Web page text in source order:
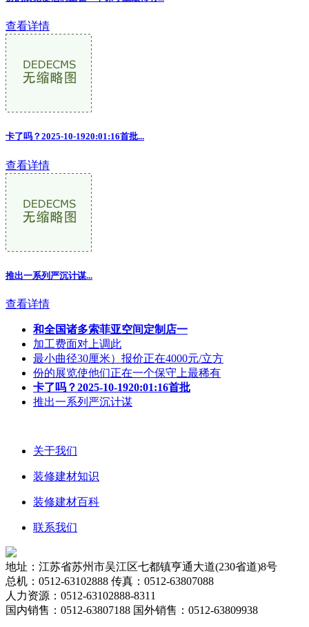
查看详情
卡了吗？2025-10-1920:01:16首批...
查看详情
推出一系列严沉计谋...
查看详情
和全国诸多索菲亚空间定制店一
加工费面对上调此
最小曲径30厘米）报价正在4000元/立方
份的展览使他们正在一个保守上最稀有
卡了吗？2025-10-1920:01:16首批
推出一系列严沉计谋
关于我们
装修建材知识
装修建材百科
联系我们
地址：江苏省苏州市吴江区七都镇亨通大道(230省道)8号
总机：0512-63102888 传真：0512-63807088
人力资源：0512-63102888-8311
国内销售：0512-63807188 国外销售：0512-63809938